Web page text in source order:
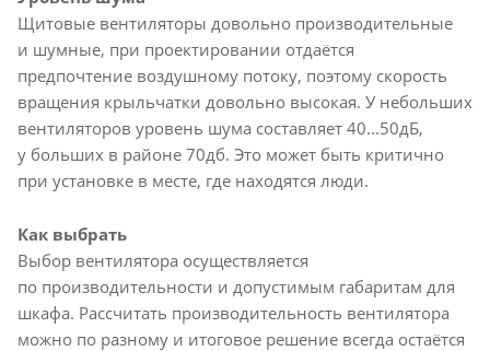
Щитовые вентиляторы довольно производительные
и шумные, при проектировании отдаётся
предпочтение воздушному потоку, поэтому скорость
вращения крыльчатки довольно высокая. У небольших
вентиляторов уровень шума составляет 40...50дБ,
у больших в районе 70дб. Это может быть критично
при установке в месте, где находятся люди.
Как выбрать
Выбор вентилятора осуществляется
по производительности и допустимым габаритам для
шкафа. Рассчитать производительность вентилятора
можно по разному и итоговое решение всегда остаётся